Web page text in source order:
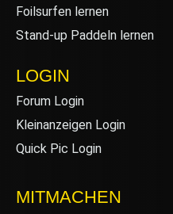
Foilsurfen lernen
Stand-up Paddeln lernen
LOGIN
Forum Login
Kleinanzeigen Login
Quick Pic Login
MITMACHEN